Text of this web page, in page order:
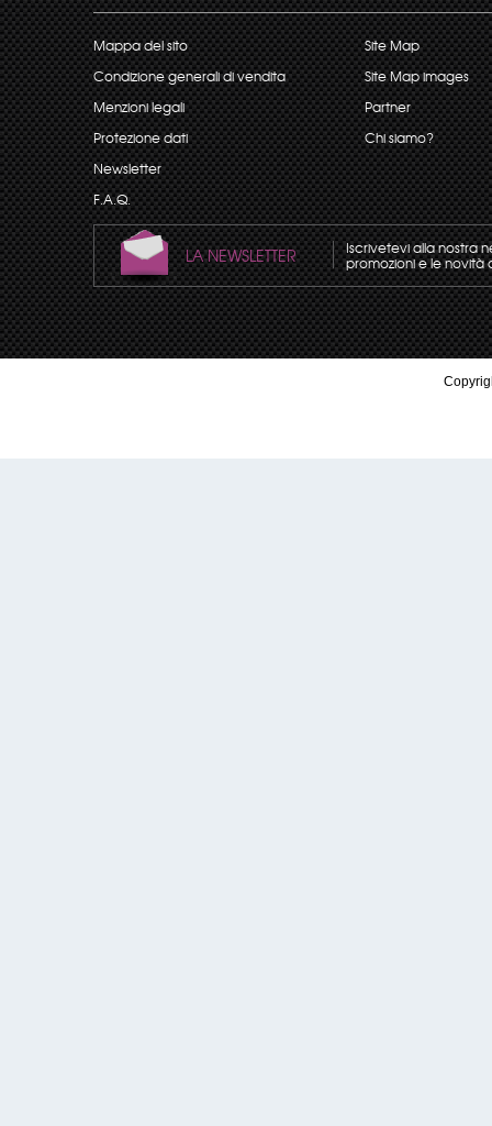
Mappa del sito
Condizione generali di vendita
Menzioni legali
Protezione dati
Newsletter
F.A.Q.
Site Map
Site Map images
Partner
Chi siamo?
LA NEWSLETTER Iscrivetevi alla nostra
promozioni e le novità